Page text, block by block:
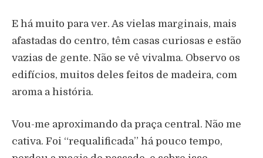
E há muito para ver. As vielas marginais, mais
afastadas do centro, têm casas curiosas e estão
vazias de gente. Não se vê vivalma. Observo os
edifícios, muitos deles feitos de madeira, com
aroma a história.
Vou-me aproximando da praça central. Não me
cativa. Foi “requalificada” há pouco tempo,